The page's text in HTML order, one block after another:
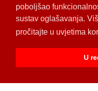
poboljšao
sustav oglašavanja.
pročitajte u uvjetima
U
Vatreni Livi danas se kupao na
smo i čuli što je povjerio dok
omotan ručnikom
Imperijal.Net 02.07.2024